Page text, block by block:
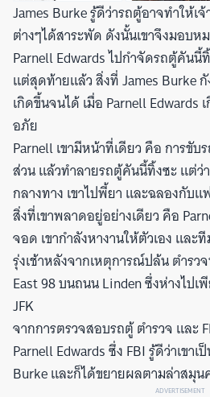
James Burke รู้ดีว่ารถตู้อาจทำให้เ
ต่างๆได้สาระพัด ดังนั้นเขาจึงมอบ
Parnell Edwards ไปกำจัดรถตู้คันนี้
แต่สุดท้ายแล้ว สิ่งที่ James Burke
เกิดขึ้นจนได้ เมื่อ Parnell
อภัย
Parnell เขามีหน้าที่เดียว คือ การขับ
ส่วน แล้วทำลายรถตู้คันนี้ทิ้งซะ แต่ว่
กลางทาง เขาไปพี้ยา และฉลองกับแ
สิ่งที่เขาพลาดอยู่อย่างเดียว คือ
จอด เขากำลังหางานให้ตัวเอง และ
รุ่งเช้าหลังจากเหตุการณ์ปล้น ตำร
East 98 บนถนน Linden ซึ่งห่างไป
JFK
จากการตรวจสอบรถตู้ ตำรวจ และ
Parnell Edwards ซึ่ง FBI รู้ดีว่าเขา
Burke และก็ได้ขยายผลตามล่าสมุ
ADVERTISEMENT